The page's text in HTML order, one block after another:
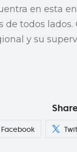
en esta
de todos
y su
Facebook